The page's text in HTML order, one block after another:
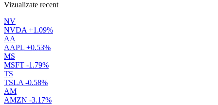
Vizualizate recent
NV
NVDA +1.09%
AA
AAPL +0.53%
MS
MSFT -1.79%
TS
TSLA -0.58%
AM
AMZN -3.17%